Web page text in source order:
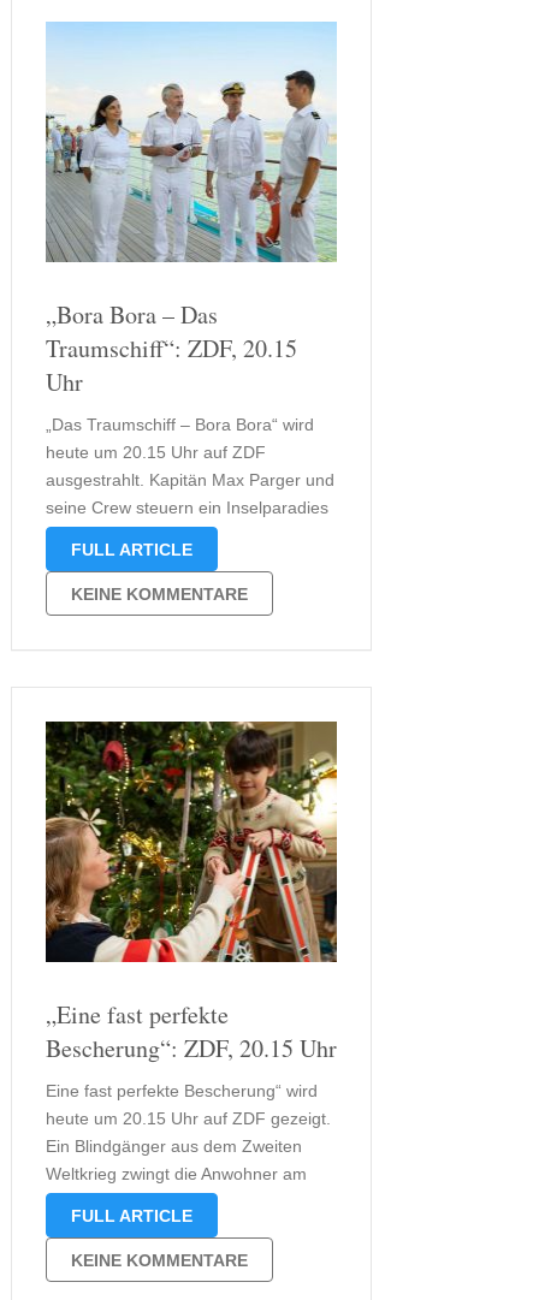
„Bora Bora – Das
Traumschiff“: ZDF, 20.15
Uhr
„Das Traumschiff – Bora Bora“ wird
heute um 20.15 Uhr auf ZDF
ausgestrahlt. Kapitän Max Parger und
seine Crew steuern ein Inselparadies
an, doch unter der Postkartenkulisse
Tochter Nora mitgenommen, weil ein
tief sitzender Wunsch nach
Veränderung sie zur Reise …
FULL ARTICLE
KEINE KOMMENTARE
„Eine fast perfekte
Bescherung“: ZDF, 20.15 Uhr
Eine fast perfekte Bescherung“ wird
heute um 20.15 Uhr auf ZDF gezeigt.
Ein Blindgänger aus dem Zweiten
Weltkrieg zwingt die Anwohner am
Berliner Landwehrkanal zur
der kalten Mehrzweckhalle der
Indira‑Gandhi‑Gesamtschule
FULL ARTICLE
KEINE KOMMENTARE